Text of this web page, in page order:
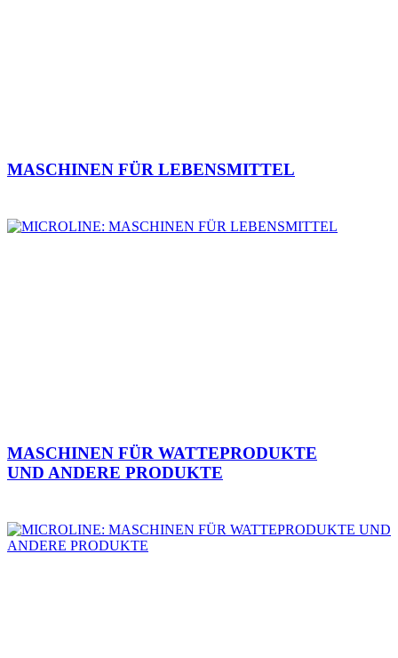
MASCHINEN FÜR LEBENSMITTEL
MASCHINEN FÜR WATTEPRODUKTE
UND ANDERE PRODUKTE